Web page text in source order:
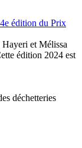
édition du Prix
et Mélissa
édition 2024 est